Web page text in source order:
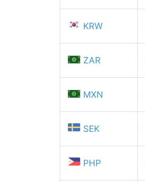
KRW
ZAR
MXN
SEK
PHP